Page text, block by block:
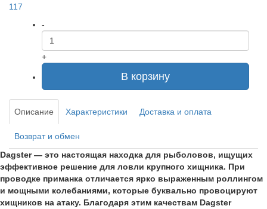
117
-
+
В корзину
Описание Характеристики Доставка и оплата
Возврат и обмен
Dagster — это настоящая находка для рыболовов, ищущих
эффективное решение для ловли крупного хищника. При
проводке приманка отличается ярко выраженным роллингом
и мощными колебаниями, которые буквально провоцируют
хищников на атаку. Благодаря этим качествам Dagster